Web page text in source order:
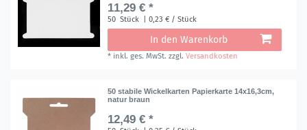
11,29 € *
50 Stück | 0,23 € / Stück
In den Warenkorb
* inkl. ges. MwSt. zzgl.Versandkosten
50 stabile Wickelkarten Papierkarte 14x16,3cm,
natur braun
12,49 € *